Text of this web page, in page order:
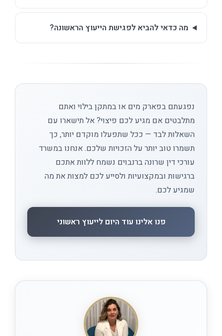
מה כדאי להביא לפגישת הייעוץ הראשונה?
נפגעתם בפארק מים או במתקן בילוי ואתם
מתלבטים אם מגיע לכם פיצוי? אל תישארו עם
השאלות לבד — ככל שתפעלו מוקדם יותר, כך
תשמרו טוב יותר על הזכויות שלכם. אנחנו במשרד
עורכי דין שרונה ברנבוים נשמח ללוות אתכם
ברגישות ובמקצועיות ולסייע לכם למצות את מה
שמגיע לכם.
פנו אלינו עוד היום לייעוץ ראשוני